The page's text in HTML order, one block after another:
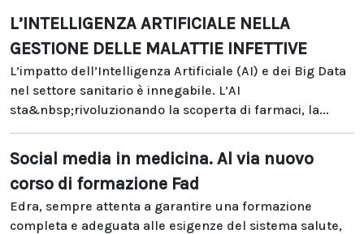
L’INTELLIGENZA ARTIFICIALE NELLA
GESTIONE DELLE MALATTIE INFETTIVE
L’impatto dell’Intelligenza Artificiale (AI) e dei Big Data
nel settore sanitario è innegabile. L’AI
sta&nbsp;rivoluzionando la scoperta di farmaci, la...
Social media in medicina. Al via nuovo
corso di formazione Fad
Edra, sempre attenta a garantire una formazione
completa e adeguata alle esigenze del sistema salute,